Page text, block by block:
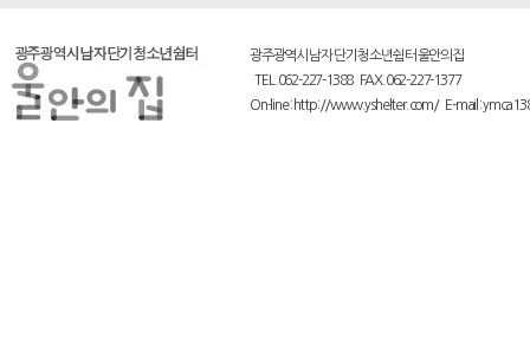
광주광역시 남자 단기 청소년쉼터 울안의집
TEL.062-227-1388 FAX.062-227-1377
On-line : http://www.yshelter.com/ E-mail :